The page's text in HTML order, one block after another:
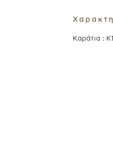
Καράτια :